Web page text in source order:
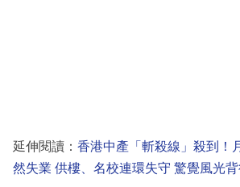
延伸閱讀： 香港中產「斬殺線」殺到！
然失業 供樓、名校連環失守 驚覺風光